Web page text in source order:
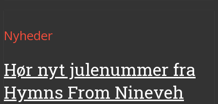
Nyheder
Hør nyt julenummer fra
Hymns From Nineveh